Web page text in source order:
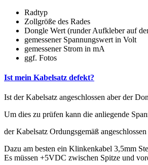
Radtyp
Zollgröße des Rades
Dongle Wert (runder Aufkleber auf
gemessener Spannungswert in Volt
gemessener Strom in mA
ggf. Fotos
Ist mein Kabelsatz defekt?
Ist der Kabelsatz angeschlossen aber der
Um dies zu prüfen kann die anliegende
der Kabelsatz Ordungsgemäß
Dazu am besten ein Klinkenkabel 3,5mm
Es müssen +5VDC zwischen Spitze und